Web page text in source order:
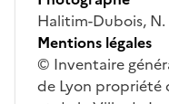
Halitim-Dubois, N.
Mentions légales
© Inventaire
de Lyon propriété